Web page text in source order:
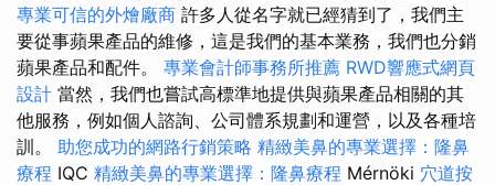
專業可信的外燴廠商 許多人從名字就已經猜到了，我們主
要從事蘋果產品的維修，這是我們的基本業務，我們也分銷
蘋果產品和配件。 專業會計師事務所推薦 RWD響應式網頁
設計 當然，我們也嘗試高標準地提供與蘋果產品相關的其
他服務，例如個人諮詢、公司體系規劃和運營，以及各種培
訓。 助您成功的網路行銷策略 精緻美鼻的專業選擇：隆鼻
療程 IQC 精緻美鼻的專業選擇：隆鼻療程 Mérnöki 穴道按